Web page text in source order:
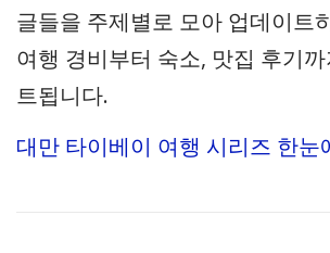
글들을 주제별로 모아 업데이트
여행 경비부터 숙소, 맛집 후기
트됩니다.
대만 타이베이 여행 시리즈 한눈